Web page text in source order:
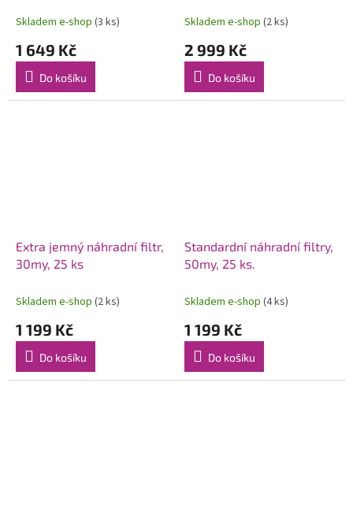
Skladem e-shop (3 ks)
1 649 Kč
Do košíku
Skladem e-shop (2 ks)
2 999 Kč
Do košíku
Extra jemný náhradní filtr,
30my, 25 ks
Skladem e-shop (2 ks)
1 199 Kč
Do košíku
Standardní náhradní filtry,
50my, 25 ks.
Skladem e-shop (4 ks)
1 199 Kč
Do košíku